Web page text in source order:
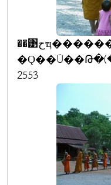
��͹حҵ������ٻ �����ʡ���-
2553